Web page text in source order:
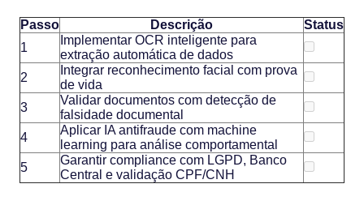
Passo Descrição
Status
1
Implementar OCR inteligente para
extração automática de dados
2
Integrar reconhecimento facial com prova
de vida
3
Validar documentos com detecção de
falsidade documental
4
Aplicar IA antifraude com machine
learning para análise comportamental
5
Garantir compliance com LGPD, Banco
Central e validação CPF/CNH